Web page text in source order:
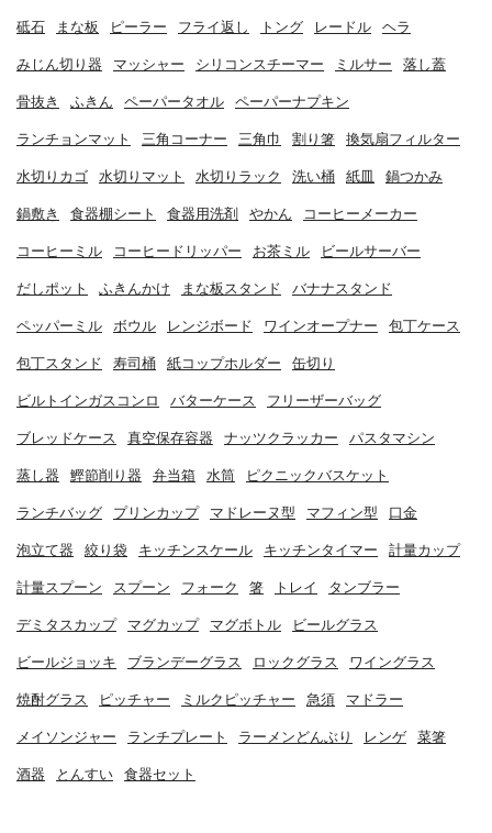
砥石 まな板 ピーラー フライ返し トング レードル ヘラ
みじん切り器 マッシャー シリコンスチーマー ミルサー 落し蓋
骨抜き ふきん ペーパータオル ペーパーナプキン
ランチョンマット 三角コーナー 三角巾 割り箸 換気扇フィルター
水切りカゴ 水切りマット 水切りラック 洗い桶 紙皿 鍋つかみ
鍋敷き 食器棚シート 食器用洗剤 やかん コーヒーメーカー
コーヒーミル コーヒードリッパー お茶ミル ビールサーバー
だしポット ふきんかけ まな板スタンド バナナスタンド
ペッパーミル ボウル レンジボード ワインオープナー 包丁ケース
包丁スタンド 寿司桶 紙コップホルダー 缶切り
ビルトインガスコンロ バターケース フリーザーバッグ
ブレッドケース 真空保存容器 ナッツクラッカー パスタマシン
蒸し器 鰹節削り器 弁当箱 水筒 ピクニックバスケット
ランチバッグ プリンカップ マドレーヌ型 マフィン型 口金
泡立て器 絞り袋 キッチンスケール キッチンタイマー 計量カップ
計量スプーン スプーン フォーク 箸 トレイ タンブラー
デミタスカップ マグカップ マグボトル ビールグラス
ビールジョッキ ブランデーグラス ロックグラス ワイングラス
焼酎グラス ピッチャー ミルクピッチャー 急須 マドラー
メイソンジャー ランチプレート ラーメンどんぶり レンゲ 菜箸
酒器 とんすい 食器セット